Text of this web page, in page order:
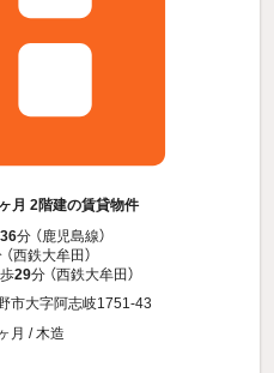
月 2階建の賃貸物件
36分 （鹿児島線）
（西鉄大牟田）
29分 （西鉄大牟田）
市大字阿志岐1751-43
月 / 木造